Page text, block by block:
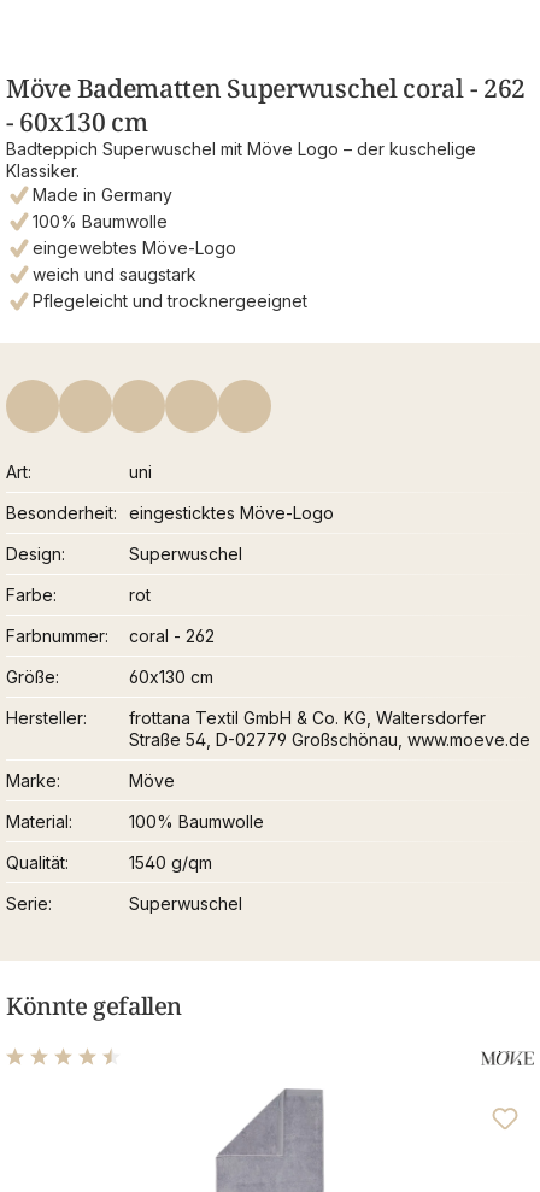
Möve Badematten Superwuschel coral - 262
- 60x130 cm
Badteppich Superwuschel mit Möve Logo – der kuschelige
Klassiker.
Made in Germany
100% Baumwolle
eingewebtes Möve-Logo
weich und saugstark
Pflegeleicht und trocknergeeignet
Art
uni
Besonderheit
eingesticktes Möve-Logo
Design
Superwuschel
Farbe
rot
Farbnummer
coral - 262
Größe
60x130 cm
Hersteller
frottana Textil GmbH & Co. KG, Waltersdorfer
Straße 54, D-02779 Großschönau, www.moeve.de
Marke
Möve
Material
100% Baumwolle
Qualität
1540 g/qm
Serie
Superwuschel
Könnte gefallen
Durchschnittliche Bewertung von 4.48 von 5 Sternen